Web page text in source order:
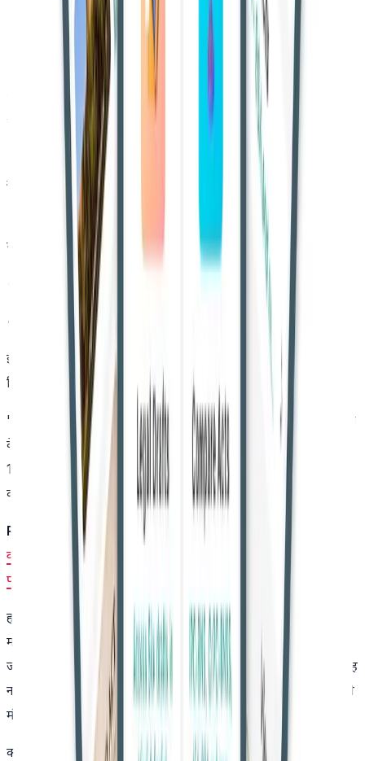
जाएगा; सुप्रीम कोर्ट ने 50% पेंशन देने का आदेश दिया
इससे पहले, सुप्रीम कोर्ट ने MoEFCC और राजस्थान के वन विभाग को
ओरन की पहचान के लिए एक समिति गठित करने का निर्देश दिया था।
इसके बाद राजस्थान सरकार ने 8 जनवरी 2025 को चार सदस्यों वाली
एक विशेषज्ञ समिति का प्रस्ताव भेजा, जिसमें शामिल थे:
न्यायमूर्ति (सेवानिवृत्त) दलिप सिंह, राजस्थान उच्च न्यायालय के पूर्व
न्यायाधीश (अध्यक्ष)
श्री एम. आर. बालोच, आईएफएस (सेवानिवृत्त), पूर्व प्रधान मुख्य वन
संरक्षक और पूर्व निदेशक, AFRI जोधपुर (डोमेन विशेषज्ञ)
मुख्य वन संरक्षक (वन सेटलमेंट एवं वर्क प्लानिंग), जयपुर
• सेटलमेंट कमिश्नर, राजस्थान भूमि सेटलमेंट विभाग
इसके बाद 16 जनवरी 2025 को सुप्रीम कोर्ट ने एक बार फिर स्पष्ट निर्देश
दिया:
"उचित होगा कि मंत्रालय इस विषय पर शीघ्र निर्णय ले और विशेषज्ञ समिति
के गठन के संबंध में अंतिम निर्णय करे। हम निर्देश देते हैं कि MoEFCC
19.03.2025 से पहले निर्णय लेकर अनुपालन रिपोर्ट इस कोर्ट में प्रस्तुत
करे।"
Read Also:- क्या आप स्वतंत्रता सेनानियों के साथ ऐसा ही व्यवहार
करते हैं - सावरकर पर टिप्पणी को लेकर सुप्रीम कोर्ट ने राहुल गांधी को
फटकार लगाई, मानहानि मामला स्थगित किया
हालांकि, 19 मार्च को MoEFCC के वकील ने 16 अप्रैल तक का समय
मांगा। जब 16 अप्रैल को फिर से मामला उठा, तो अतिरिक्त सॉलिसिटर
जनरल अर्चना पाठक डवे, जो MoEFCC का प्रतिनिधित्व कर रही थीं, यह
नहीं बता सकीं कि समिति का गठन हुआ है या नहीं। इस पर सुप्रीम कोर्ट ने
मंत्रालय के सचिव को तलब कर लिया।
कोर्ट ने स्पष्ट कर दिया कि उसके पहले के आदेश का पालन न करने पर